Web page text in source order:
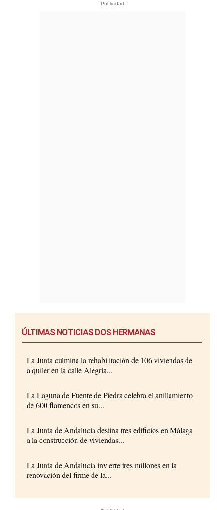
- Publicidad -
ÚLTIMAS NOTICIAS DOS HERMANAS
La Junta culmina la rehabilitación de 106 viviendas de
alquiler en la calle Alegría...
La Laguna de Fuente de Piedra celebra el anillamiento
de 600 flamencos en su...
La Junta de Andalucía destina tres edificios en Málaga
a la construcción de viviendas...
La Junta de Andalucía invierte tres millones en la
renovación del firme de la...